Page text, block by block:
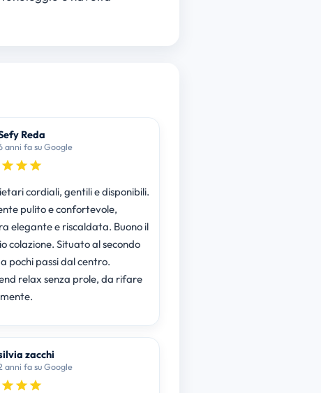
Reda
anni fa su Google
cordiali, gentili e disponibili.
pulito e confortevole,
e riscaldata. Buono il
colazione. Situato al secondo
pochi passi dal centro.
relax senza prole, da rifare
zacchi
anni fa su Google